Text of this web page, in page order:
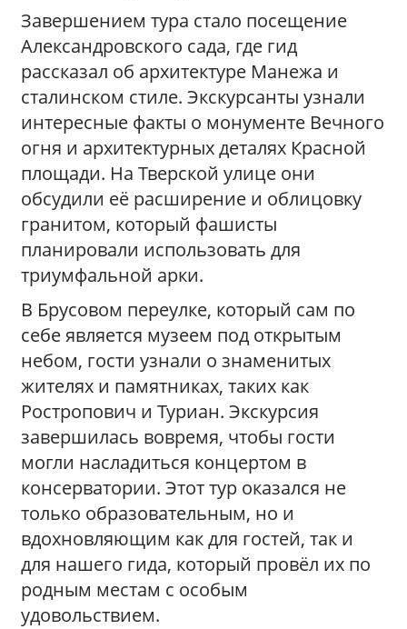
Завершением тура стало посещение
Александровского сада, где гид
рассказал об архитектуре Манежа и
сталинском стиле. Экскурсанты узнали
интересные факты о монументе Вечного
огня и архитектурных деталях Красной
площади. На Тверской улице они
обсудили её расширение и облицовку
гранитом, который фашисты
планировали использовать для
триумфальной арки.
В Брусовом переулке, который сам по
себе является музеем под открытым
небом, гости узнали о знаменитых
жителях и памятниках, таких как
Ростропович и Туриан. Экскурсия
завершилась вовремя, чтобы гости
могли насладиться концертом в
консерватории. Этот тур оказался не
только образовательным, но и
вдохновляющим как для гостей, так и
для нашего гида, который провёл их по
родным местам с особым
удовольствием.